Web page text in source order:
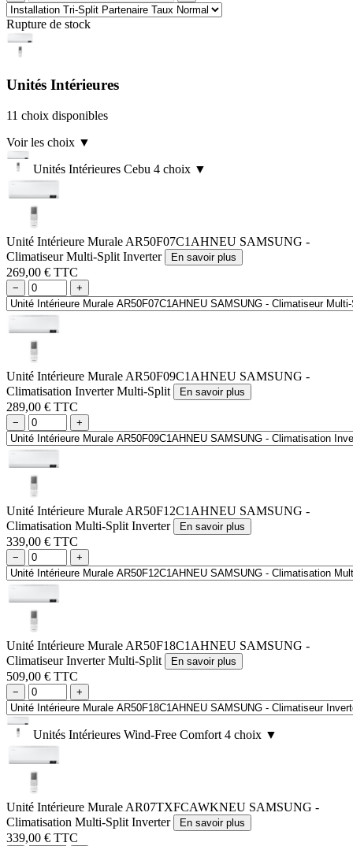
Rupture de stock
Unités Intérieures
11 choix disponibles
Voir les choix ▼
Unités Intérieures Cebu 4 choix ▼
Unité Intérieure Murale AR50F07C1AHNEU SAMSUNG -
Climatiseur Multi-Split Inverter
En savoir plus
269,00 € TTC
− +
Unité Intérieure Murale AR50F09C1AHNEU SAMSUNG -
Climatisation Inverter Multi-Split
En savoir plus
289,00 € TTC
− +
Unité Intérieure Murale AR50F12C1AHNEU SAMSUNG -
Climatisation Multi-Split Inverter
En savoir plus
339,00 € TTC
− +
Unité Intérieure Murale AR50F18C1AHNEU SAMSUNG -
Climatiseur Inverter Multi-Split
En savoir plus
509,00 € TTC
− +
Unités Intérieures Wind-Free Comfort 4 choix ▼
Unité Intérieure Murale AR07TXFCAWKNEU SAMSUNG -
Climatisation Multi-Split Inverter
En savoir plus
339,00 € TTC